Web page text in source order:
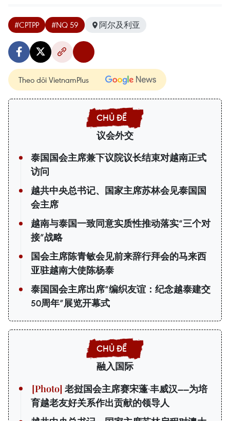
#CPTPP #NQ 59 阿尔及利亚
Theo dõi VietnamPlus
议会外交
泰国国会主席兼下议院议长结束对越南正式
访问
越共中央总书记、国家主席苏林会见泰国国
会主席
越南与泰国一致同意实质性推动落实“三个对
接”战略
国会主席陈青敏会见前来辞行拜会的马来西
亚驻越南大使陈杨泰
泰国国会主席出席“编织友谊：纪念越泰建交
50周年”展览开幕式
融入国际
老挝国会主席赛宋蓬·丰威汉——为培
育越老友好关系作出贡献的领导人